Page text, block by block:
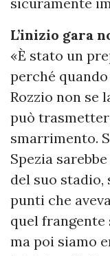
L’inizio gara
«È stato un
perché
Rozzio non se
può
smarrimento.
Spezia
del suo
punti che
quel
ma poi siamo